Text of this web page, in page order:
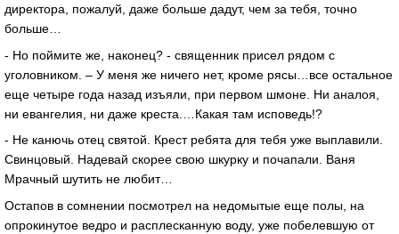
директора, пожалуй, даже больше дадут, чем за тебя, точно
больше…
- Но поймите же, наконец? - священник присел рядом с
уголовником. – У меня же ничего нет, кроме рясы…все остальное
еще четыре года назад изъяли, при первом шмоне. Ни аналоя,
ни евангелия, ни даже креста.…Какая там исповедь!?
- Не канючь отец святой. Крест ребята для тебя уже выплавили.
Свинцовый. Надевай скорее свою шкурку и почапали. Ваня
Мрачный шутить не любит…
Остапов в сомнении посмотрел на недомытые еще полы, на
опрокинутое ведро и расплесканную воду, уже побелевшую от